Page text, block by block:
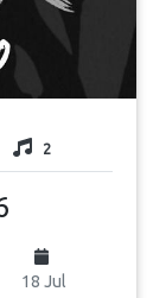
2
18 Jul